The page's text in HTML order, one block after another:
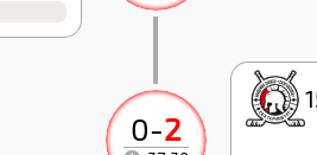
0-2